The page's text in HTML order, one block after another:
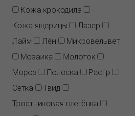
Кожа крокодила
Кожа ящерицы
Лазер
Лайм
Лён
Микровельвет
Мозаика
Молоток
Мороз
Полоска
Растр
Сетка
Твид
Тростниковая плетёнка